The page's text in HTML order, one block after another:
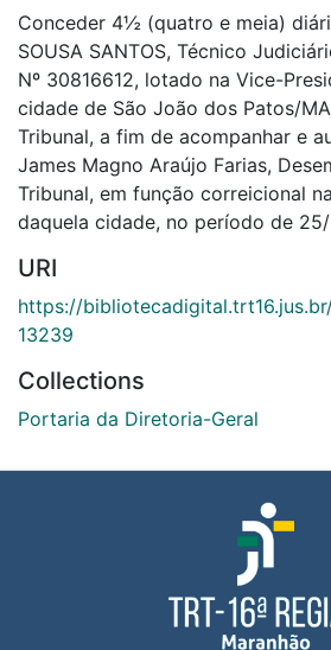
Conceder 4½ (quatro e meia)
SOUSA SANTOS, Técnico
Nº 30816612, lotado na Vice-
cidade de São João dos Patos/
Tribunal, a fim de acompanhar e
James Magno Araújo Farias,
Tribunal, em função correicional
daquela cidade, no período de
URI
https://
13239
Collections
Portaria da Diretoria-Geral